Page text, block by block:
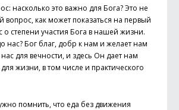
насколько это важно для Бога? Это не
вопрос, как может показаться на первый
о степени участия Бога в нашей жизни.
нас? Бог благ, добр к нам и желает нам
для вечности, и здесь Он дает нам
жизни, в том числе и практического
помнить, что еда без движения